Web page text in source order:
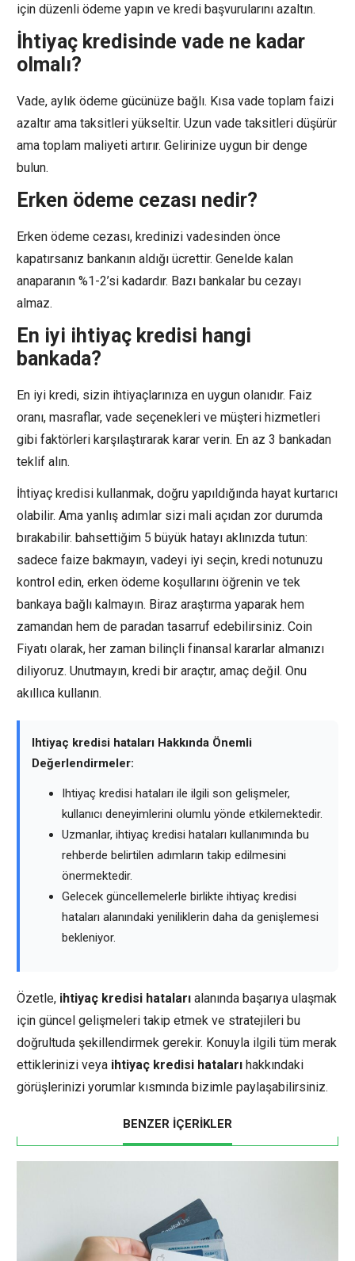
için düzenli ödeme yapın ve kredi başvurularını azaltın.
İhtiyaç kredisinde vade ne kadar
olmalı?
Vade, aylık ödeme gücünüze bağlı. Kısa vade toplam faizi
azaltır ama taksitleri yükseltir. Uzun vade taksitleri düşürür
ama toplam maliyeti artırır. Gelirinize uygun bir denge
bulun.
Erken ödeme cezası nedir?
Erken ödeme cezası, kredinizi vadesinden önce
kapatırsanız bankanın aldığı ücrettir. Genelde kalan
anaparanın %1-2’si kadardır. Bazı bankalar bu cezayı
almaz.
En iyi ihtiyaç kredisi hangi
bankada?
En iyi kredi, sizin ihtiyaçlarınıza en uygun olanıdır. Faiz
oranı, masraflar, vade seçenekleri ve müşteri hizmetleri
gibi faktörleri karşılaştırarak karar verin. En az 3 bankadan
teklif alın.
İhtiyaç kredisi kullanmak, doğru yapıldığında hayat kurtarıcı
olabilir. Ama yanlış adımlar sizi mali açıdan zor durumda
bırakabilir. bahsettiğim 5 büyük hatayı aklınızda tutun:
sadece faize bakmayın, vadeyi iyi seçin, kredi notunuzu
kontrol edin, erken ödeme koşullarını öğrenin ve tek
bankaya bağlı kalmayın. Biraz araştırma yaparak hem
zamandan hem de paradan tasarruf edebilirsiniz. Coin
Fiyatı olarak, her zaman bilinçli finansal kararlar almanızı
diliyoruz. Unutmayın, kredi bir araçtır, amaç değil. Onu
akıllıca kullanın.
Ihtiyaç kredisi hataları Hakkında Önemli
Değerlendirmeler:
Ihtiyaç kredisi hataları ile ilgili son gelişmeler,
kullanıcı deneyimlerini olumlu yönde etkilemektedir.
Uzmanlar, ihtiyaç kredisi hataları kullanımında bu
rehberde belirtilen adımların takip edilmesini
önermektedir.
Gelecek güncellemelerle birlikte ihtiyaç kredisi
hataları alanındaki yeniliklerin daha da genişlemesi
bekleniyor.
Özetle, ihtiyaç kredisi hataları alanında başarıya ulaşmak
için güncel gelişmeleri takip etmek ve stratejileri bu
doğrultuda şekillendirmek gerekir. Konuyla ilgili tüm merak
ettiklerinizi veya ihtiyaç kredisi hataları hakkındaki
görüşlerinizi yorumlar kısmında bizimle paylaşabilirsiniz.
BENZER İÇERİKLER